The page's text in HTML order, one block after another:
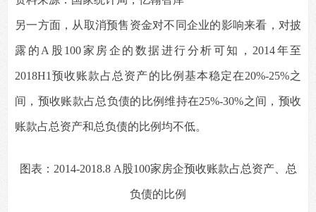
另一方面，从取消预售资金对不同企业的影响来看，对披
露的A股100家房企的数据进行分析可知，2014年至
2018H1预收账款占总资产的比例基本稳定在20%-25%之
间，预收账款占总负债的比例维持在25%-30%之间，预收
账款占总资产和总负债的比例均不低。
图表：2014-2018.8 A股100家房企预收账款占总资产、总
负债的比例